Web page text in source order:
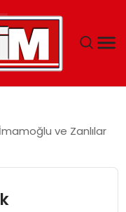
ve Zanlılar